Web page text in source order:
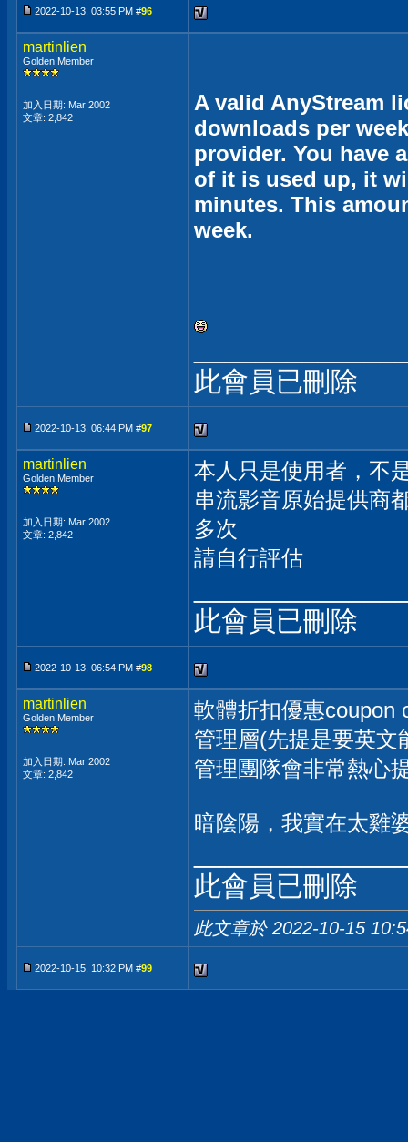
2022-10-13, 03:55 PM #96
martinlien
Golden Member
加入日期: Mar 2002
文章: 2,842
A valid AnyStream
downloads per
provider. You have
of it is used up, it
minutes. This
week.
此會員已刪除
2022-10-13, 06:44 PM #97
martinlien
Golden Member
加入日期: Mar 2002
文章: 2,842
本人只是使用者，不
串流影音原始提供商
多次
請自行評估
此會員已刪除
2022-10-13, 06:54 PM #98
martinlien
Golden Member
加入日期: Mar 2002
文章: 2,842
軟體折扣優惠coupon
管理層(先提是要英文
管理團隊會非常熱心
暗陰陽，我實在太雞
此會員已刪除
此文章於 2022-10-15
2022-10-15, 10:32 PM #99